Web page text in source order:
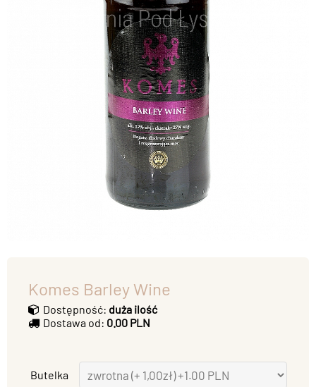
Komes Barley Wine
Dostępność: duża ilość
Dostawa od: 0.00 PLN
Butelka